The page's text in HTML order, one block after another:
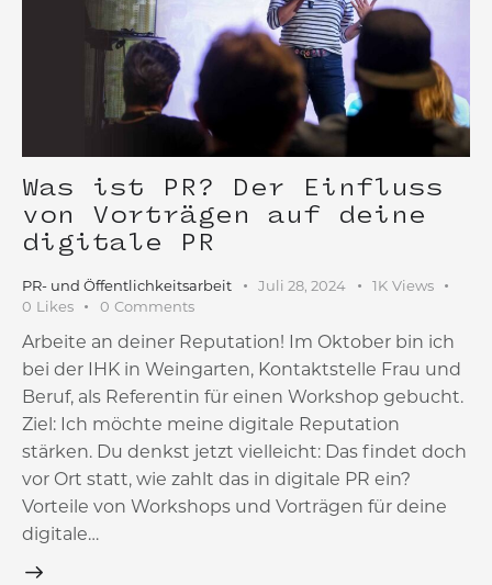
Was ist PR? Der Einfluss
von Vorträgen auf deine
digitale PR
PR- und Öffentlichkeitsarbeit Juli 28, 2024 1K Views
0 Likes 0 Comments
Arbeite an deiner Reputation! Im Oktober bin ich
bei der IHK in Weingarten, Kontaktstelle Frau und
Beruf, als Referentin für einen Workshop gebucht.
Ziel: Ich möchte meine digitale Reputation
stärken. Du denkst jetzt vielleicht: Das findet doch
vor Ort statt, wie zahlt das in digitale PR ein?
Vorteile von Workshops und Vorträgen für deine
digitale…